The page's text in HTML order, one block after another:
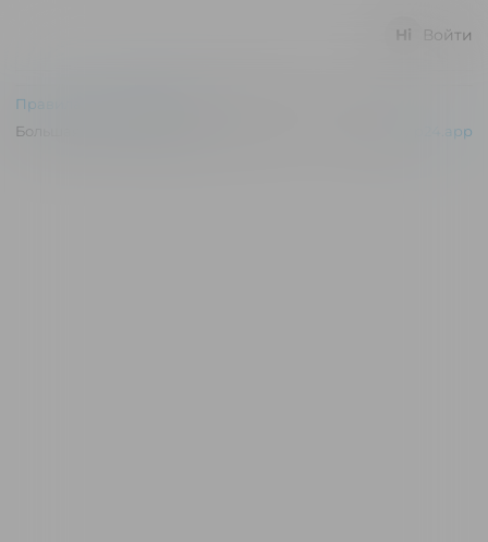
Войти
Правила и соглашения
Большая гостиная Дома учёных © 2026
p24.app